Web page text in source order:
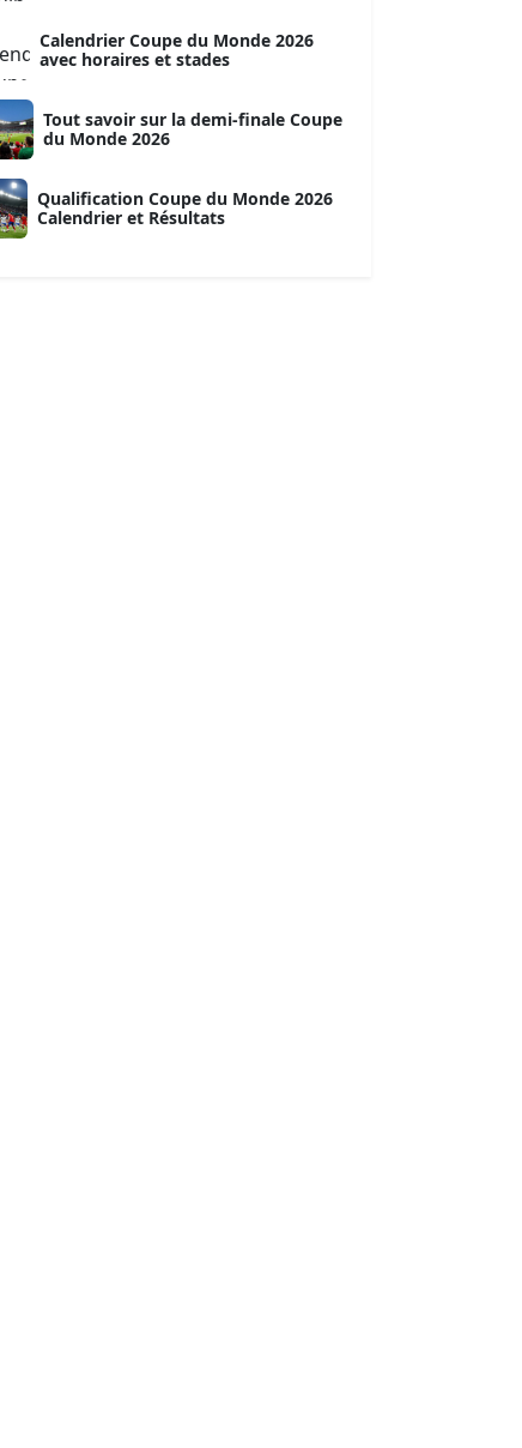
Calendrier Coupe du Monde 2026
avec horaires et stades
Tout savoir sur la demi-finale Coupe
du Monde 2026
Qualification Coupe du Monde 2026
Calendrier et Résultats